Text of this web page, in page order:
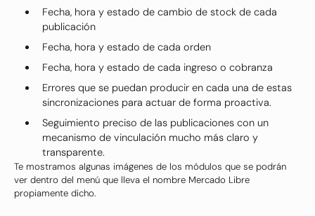
Fecha, hora y estado de cambio de stock de cada
publicación
Fecha, hora y estado de cada orden
Fecha, hora y estado de cada ingreso o cobranza
Errores que se puedan producir en cada una de estas
sincronizaciones para actuar de forma proactiva.
Seguimiento preciso de las publicaciones con un
mecanismo de vinculación mucho más claro y
transparente.
Te mostramos algunas imágenes de los módulos que se podrán
ver dentro del menú que lleva el nombre Mercado Libre
propiamente dicho.